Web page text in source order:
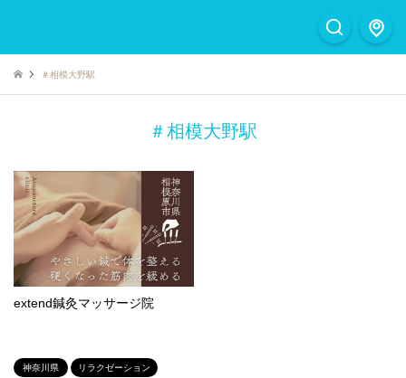
＃相模大野駅
＃相模大野駅
extend鍼灸マッサージ院
神奈川県 リラクゼーション